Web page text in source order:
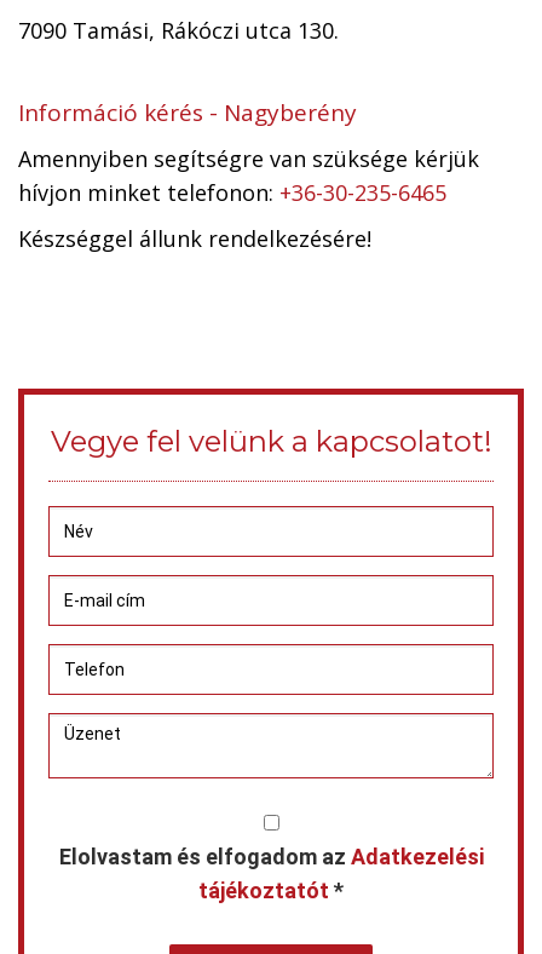
7090 Tamási, Rákóczi utca 130.
Információ kérés - Nagyberény
Amennyiben segítségre van szüksége kérjük
hívjon minket telefonon: +36-30-235-6465
Készséggel állunk rendelkezésére!
Vegye fel velünk a kapcsolatot!
Elolvastam és elfogadom az Adatkezelési
tájékoztatót *